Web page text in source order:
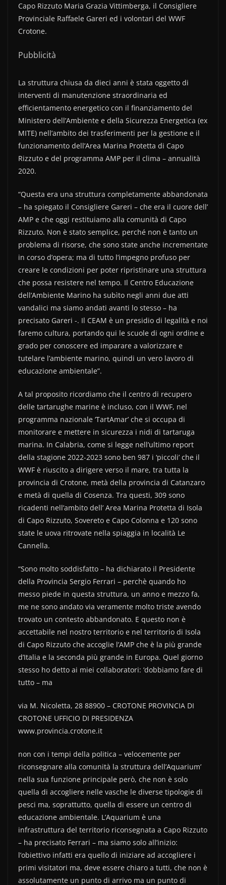
Capo Rizzuto Maria Grazia Vittimberga, il Consigliere
Provinciale Raffaele Gareri ed i volontari del WWF
Crotone.
Pubblicità
La struttura chiusa da dieci anni è stata oggetto di
interventi di manutenzione straordinaria ed
efficientamento energetico con il finanziamento del
Ministero dell’Ambiente e della Sicurezza Energetica (ex
MITE) nell’ambito dei trasferimenti per la gestione e il
funzionamento dell’Area Marina Protetta di Capo
Rizzuto e del programma AMP per il clima – annualità
2020.
“Questa era una struttura completamente abbandonata
– ha spiegato il Consigliere Gareri – che era il cuore dell’
AMP e che oggi restituiamo alla comunità di Capo
Rizzuto. Non è stato semplice, perché non è tanto un
problema di risorse, che sono state anche incrementate
in corso d’opera; ma di tutto l’impegno profuso per
creare le condizioni per poter ripristinare una struttura
che possa resistere nel tempo. Il Centro Educazione
dell’Ambiente Marino ha subìto negli anni due atti
vandalici ma siamo andati avanti lo stesso – ha
precisato Gareri -. Il CEAM è un presidio di legalità e noi
faremo cultura, portando qui le scuole di ogni ordine e
grado per conoscere ed imparare a valorizzare e
tutelare l’ambiente marino, quindi un vero lavoro di
educazione ambientale”.
A tal proposito ricordiamo che il centro di recupero
delle tartarughe marine è incluso, con il WWF, nel
programma nazionale ‘TartAmar’ che si occupa di
monitorare e mettere in sicurezza i nidi di tartaruga
marina. In Calabria, come si legge nell’ultimo report
della stagione 2022-2023 sono ben 987 i ‘piccoli’ che il
WWF è riuscito a dirigere verso il mare, tra tutta la
provincia di Crotone, metà della provincia di Catanzaro
e metà di quella di Cosenza. Tra questi, 309 sono
ricadenti nell’ambito dell’ Area Marina Protetta di Isola
di Capo Rizzuto, Sovereto e Capo Colonna e 120 sono
state le uova ritrovate nella spiaggia in località Le
Cannella.
“Sono molto soddisfatto – ha dichiarato il Presidente
della Provincia Sergio Ferrari – perchè quando ho
messo piede in questa struttura, un anno e mezzo fa,
me ne sono andato via veramente molto triste avendo
trovato un contesto abbandonato. E questo non è
accettabile nel nostro territorio e nel territorio di Isola
di Capo Rizzuto che accoglie l’AMP che è la più grande
d’Italia e la seconda più grande in Europa. Quel giorno
stesso ho detto ai miei collaboratori: ‘dobbiamo fare di
tutto – ma
via M. Nicoletta, 28 88900 – CROTONE PROVINCIA DI
CROTONE UFFICIO DI PRESIDENZA
www.provincia.crotone.it
non con i tempi della politica – velocemente per
riconsegnare alla comunità la struttura dell’Aquarium’
nella sua funzione principale però, che non è solo
quella di accogliere nelle vasche le diverse tipologie di
pesci ma, soprattutto, quella di essere un centro di
educazione ambientale. L’Aquarium è una
infrastruttura del territorio riconsegnata a Capo Rizzuto
– ha precisato Ferrari – ma siamo solo all’inizio:
l’obiettivo infatti era quello di iniziare ad accogliere i
primi visitatori ma, deve essere chiaro a tutti, che non è
assolutamente un punto di arrivo ma un punto di